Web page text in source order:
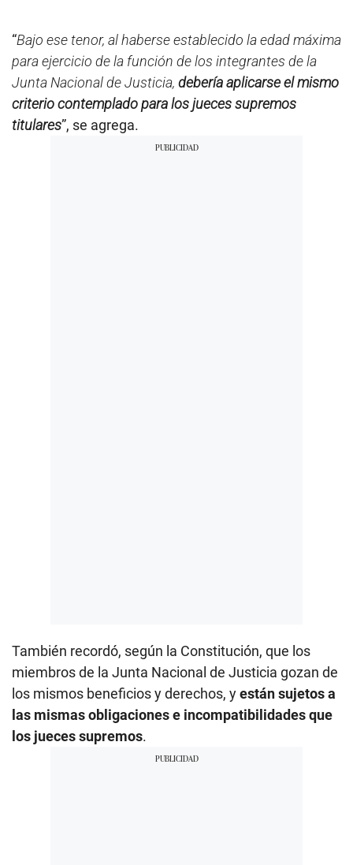
“Bajo ese tenor, al haberse establecido la edad máxima
para ejercicio de la función de los integrantes de la
Junta Nacional de Justicia, debería aplicarse el mismo
criterio contemplado para los jueces supremos
titulares”, se agrega.
También recordó, según la Constitución, que los
miembros de la Junta Nacional de Justicia gozan de
los mismos beneficios y derechos, yestán sujetos a
las mismas obligaciones e incompatibilidades que
los jueces supremos.